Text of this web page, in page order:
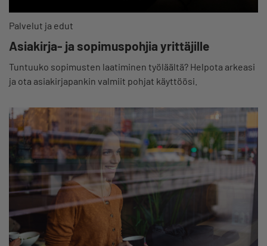
Palvelut ja edut
Asiakirja- ja sopimuspohjia yrittäjille
Tuntuuko sopimusten laatiminen työläältä? Helpota arkeasi
ja ota asiakirjapankin valmiit pohjat käyttöösi.